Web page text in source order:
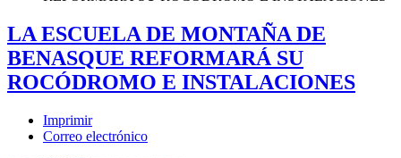
LA ESCUELA DE MONTAÑA DE
BENASQUE REFORMARÁ SU
ROCÓDROMO E INSTALACIONES
Imprimir
Correo electrónico